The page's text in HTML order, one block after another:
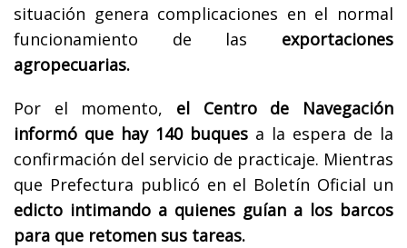
situación genera complicaciones en el normal
funcionamiento de las exportaciones
agropecuarias.
Por el momento, el Centro de Navegación
informó que hay 140 buques a la espera de la
confirmación del servicio de practicaje. Mientras
que Prefectura publicó en el Boletín Oficial un
edicto intimando a quienes guían a los barcos
para que retomen sus tareas.